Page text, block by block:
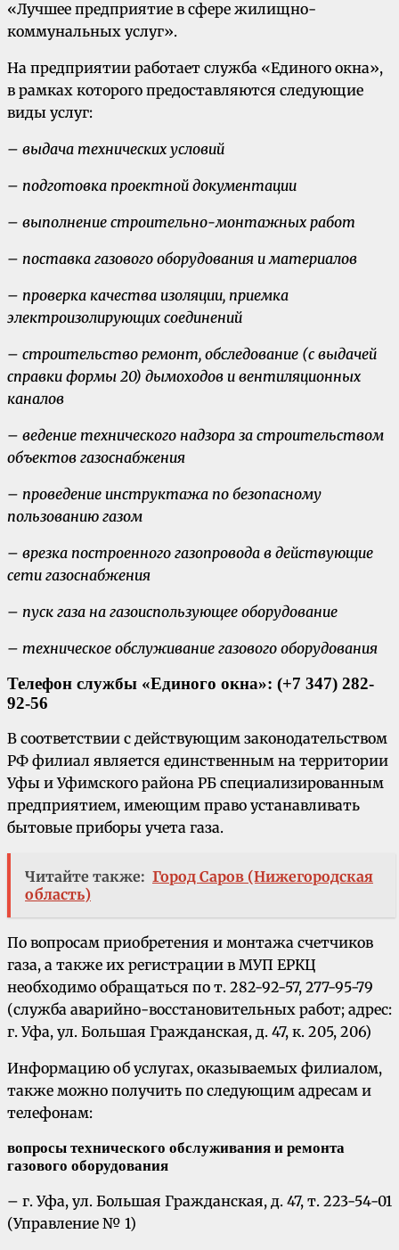
«Лучшее предприятие в сфере жилищно-
коммунальных услуг».
На предприятии работает служба «Единого окна»,
в рамках которого предоставляются следующие
виды услуг:
– выдача технических условий
– подготовка проектной документации
– выполнение строительно-монтажных работ
– поставка газового оборудования и материалов
– проверка качества изоляции, приемка
электроизолирующих соединений
– строительство ремонт, обследование (с выдачей
справки формы 20) дымоходов и вентиляционных
каналов
– ведение технического надзора за строительством
объектов газоснабжения
– проведение инструктажа по безопасному
пользованию газом
– врезка построенного газопровода в действующие
сети газоснабжения
– пуск газа на газоиспользующее оборудование
– техническое обслуживание газового оборудования
Телефон службы «Единого окна»: (+7 347) 282-
92-56
В соответствии с действующим законодательством
РФ филиал является единственным на территории
Уфы и Уфимского района РБ специализированным
предприятием, имеющим право устанавливать
бытовые приборы учета газа.
Читайте также: Город Саров (Нижегородская
область)
По вопросам приобретения и монтажа счетчиков
газа, а также их регистрации в МУП ЕРКЦ
необходимо обращаться по т. 282-92-57, 277-95-79
(служба аварийно-восстановительных работ; адрес:
г. Уфа, ул. Большая Гражданская, д. 47, к. 205, 206)
Информацию об услугах, оказываемых филиалом,
также можно получить по следующим адресам и
телефонам:
вопросы технического обслуживания и ремонта
газового оборудования
– г. Уфа, ул. Большая Гражданская, д. 47, т. 223-54-01
(Управление № 1)